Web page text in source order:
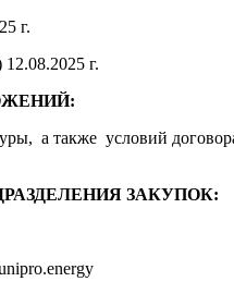
г.
г.
а также условий
ЗАКУПОК: